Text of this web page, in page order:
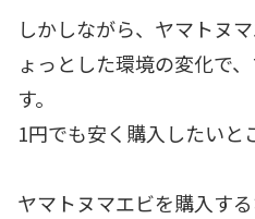
しかしながら、ヤマトヌ
ょっとした環境の変化で
す。
1円でも安く購入したいと
ヤマトヌマエビを購入す